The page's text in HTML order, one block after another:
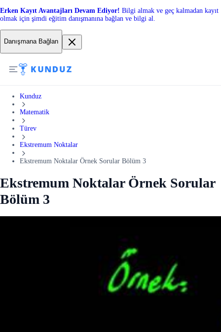
Erken Kayıt Avantajları Devam Ediyor! Bilgi almak ve geç kalmadan kayıt
olmak için şimdi eğitim danışmanına bağlan ve bilgi al.
Danışmana Bağlan
Kunduz
Matematik
Türev
Ekstremum Noktalar
Ekstremum Noktalar Örnek Sorular Bölüm 3
Ekstremum Noktalar Örnek Sorular
Bölüm 3